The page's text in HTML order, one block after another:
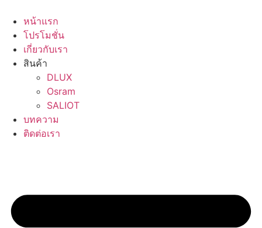
content
หน้าแรก
โปรโมชั่น
เกี่ยวกับเรา
สินค้า
DLUX
Osram
SALIOT
บทความ
ติดต่อเรา